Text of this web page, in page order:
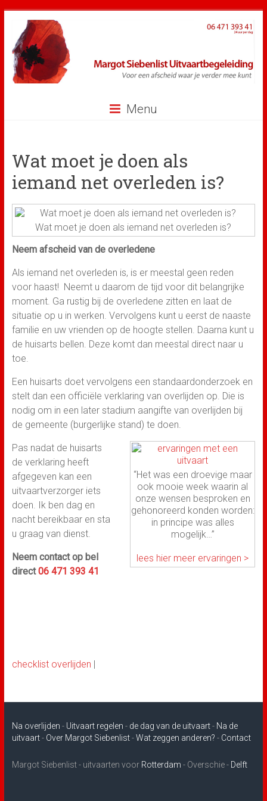
inhoud
Menu
Wat moet je doen als
iemand net overleden is?
Wat moet je doen als iemand net overleden is?
Neem afscheid van de overledene
Als iemand net overleden is, is er meestal geen reden
voor haast! Neemt u daarom de tijd voor dit belangrijke
moment. Ga rustig bij de overledene zitten en laat de
situatie op u in werken. Vervolgens kunt u eerst de naaste
familie en uw vrienden op de hoogte stellen. Daarna kunt u
de huisarts bellen. Deze komt dan meestal direct naar u
toe.
Een huisarts doet vervolgens een standaardonderzoek en
stelt dan een officiële verklaring van overlijden op. Die is
nodig om in een later stadium aangifte van overlijden bij
de gemeente (burgerlijke stand) te doen.
“Het was een droevige maar
ook mooie week waarin al
onze wensen besproken en
gehonoreerd konden worden:
in principe was alles
mogelijk…”
lees hier meer ervaringen >
Pas nadat de huisarts
de verklaring heeft
afgegeven kan een
uitvaartverzorger iets
doen. Ik ben dag en
nacht bereikbaar en sta
u graag van dienst.
Neem contact op bel
direct06 471 393 41
checklist overlijden |
Na overlijden - Uitvaart regelen - de dag van de uitvaart- Na de
uitvaart- Over Margot Siebenlist-Wat zeggen anderen? - Contact
Margot Siebenlist - uitvaarten voor Rotterdam - Overschie - Delft